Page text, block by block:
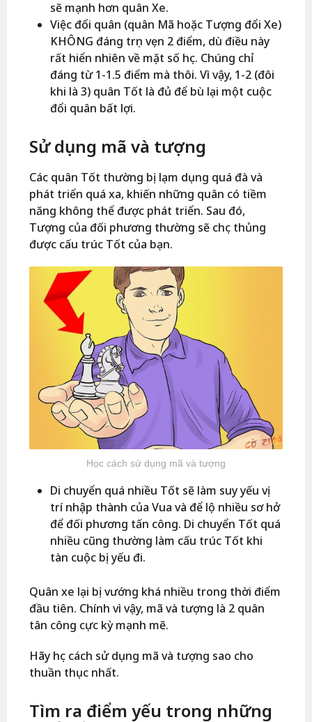
sẽ mạnh hơn quân Xe.
Việc đổi quân (quân Mã hoặc Tượng đổi Xe)
KHÔNG đáng trọn vẹn 2 điểm, dù điều này
rất hiển nhiên về mặt số học. Chúng chỉ
đáng từ 1-1.5 điểm mà thôi. Vì vậy, 1-2 (đôi
khi là 3) quân Tốt là đủ để bù lại một cuộc
đổi quân bất lợi.
Sử dụng mã và tượng
Các quân Tốt thường bị lạm dụng quá đà và
phát triển quá xa, khiến những quân có tiềm
năng không thể được phát triển. Sau đó,
Tượng của đối phương thường sẽ chọc thủng
được cấu trúc Tốt của bạn.
Học cách sử dụng mã và tượng
Di chuyển quá nhiều Tốt sẽ làm suy yếu vị
trí nhập thành của Vua và để lộ nhiều sơ hở
để đối phương tấn công. Di chuyển Tốt quá
nhiều cũng thường làm cấu trúc Tốt khi
tàn cuộc bị yếu đi.
Quân xe lại bị vướng khá nhiều trong thời điểm
đầu tiên. Chính vì vậy, mã và tượng là 2 quân
tân công cực kỳ mạnh mẽ.
Hãy học cách sử dụng mã và tượng sao cho
thuần thục nhất.
Tìm ra điểm yếu trong những